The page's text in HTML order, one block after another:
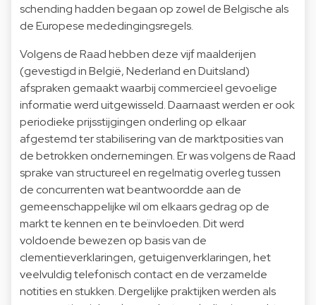
schending hadden begaan op zowel de Belgische als
de Europese mededingingsregels.
Volgens de Raad hebben deze vijf maalderijen
(gevestigd in België, Nederland en Duitsland)
afspraken gemaakt waarbij commercieel gevoelige
informatie werd uitgewisseld. Daarnaast werden er ook
periodieke prijsstijgingen onderling op elkaar
afgestemd ter stabilisering van de marktposities van
de betrokken ondernemingen. Er was volgens de Raad
sprake van structureel en regelmatig overleg tussen
de concurrenten wat beantwoordde aan de
gemeenschappelijke wil om elkaars gedrag op de
markt te kennen en te beïnvloeden. Dit werd
voldoende bewezen op basis van de
clementieverklaringen, getuigenverklaringen, het
veelvuldig telefonisch contact en de verzamelde
notities en stukken. Dergelijke praktijken werden als